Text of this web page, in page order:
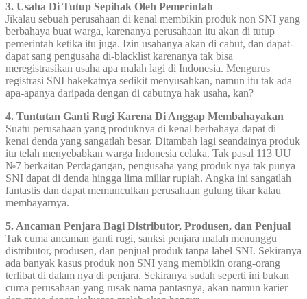
3. Usaha Di Tutup Sepihak Oleh Pemerintah
Jikalau sebuah perusahaan di kenal membikin produk non SNI yang
berbahaya buat warga, karenanya perusahaan itu akan di tutup
pemerintah ketika itu juga. Izin usahanya akan di cabut, dan dapat-
dapat sang pengusaha di-blacklist karenanya tak bisa
meregistrasikan usaha apa malah lagi di Indonesia. Mengurus
registrasi SNI hakekatnya sedikit menyusahkan, namun itu tak ada
apa-apanya daripada dengan di cabutnya hak usaha, kan?
4. Tuntutan Ganti Rugi Karena Di Anggap Membahayakan
Suatu perusahaan yang produknya di kenal berbahaya dapat di
kenai denda yang sangatlah besar. Ditambah lagi seandainya produk
itu telah menyebabkan warga Indonesia celaka. Tak pasal 113 UU
№7 berkaitan Perdagangan, pengusaha yang produk nya tak punya
SNI dapat di denda hingga lima miliar rupiah. Angka ini sangatlah
fantastis dan dapat memunculkan perusahaan gulung tikar kalau
membayarnya.
5. Ancaman Penjara Bagi Distributor, Produsen, dan Penjual
Tak cuma ancaman ganti rugi, sanksi penjara malah menunggu
distributor, produsen, dan penjual produk tanpa label SNI. Sekiranya
ada banyak kasus produk non SNI yang membikin orang-orang
terlibat di dalam nya di penjara. Sekiranya sudah seperti ini bukan
cuma perusahaan yang rusak nama pantasnya, akan namun karier